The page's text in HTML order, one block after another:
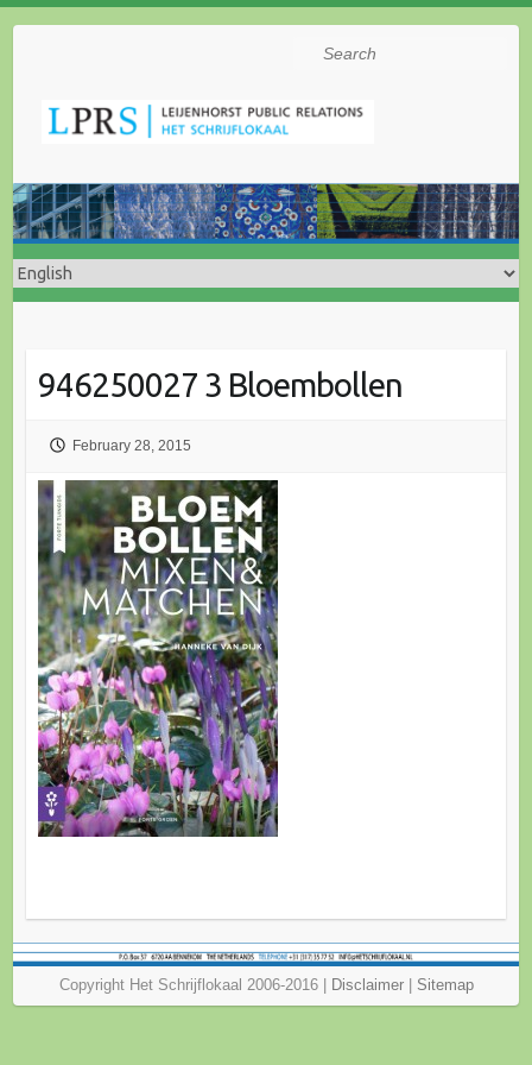
Search
946250027 3 Bloembollen
February 28, 2015
Copyright Het Schrijflokaal 2006-2016 | Disclaimer| Sitemap